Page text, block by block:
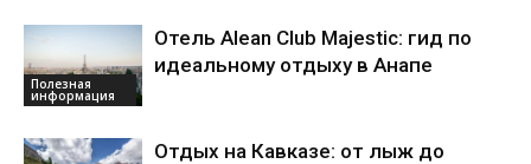
Полезная
информация
Отель Alean Club Majestic: гид по
идеальному отдыху в Анапе
Отдых на Кавказе: от лыж до